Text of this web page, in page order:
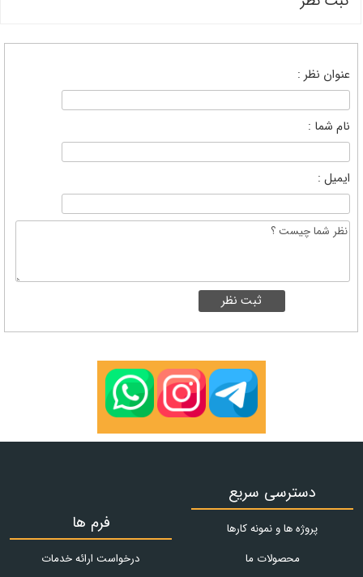
عنوان نظر :
نام شما :
ایمیل :
دسترسی سریع
پروژه ها و نمونه کارها
محصولات ما
فرم ها
درخواست ارائه خدمات